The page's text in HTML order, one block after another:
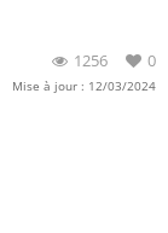
0
1256
Mise à jour : 12/03/2024